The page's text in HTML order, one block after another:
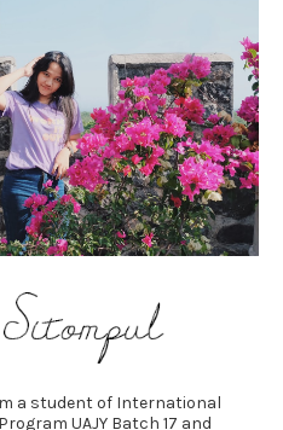
a student of International
UAJY Batch 17 and